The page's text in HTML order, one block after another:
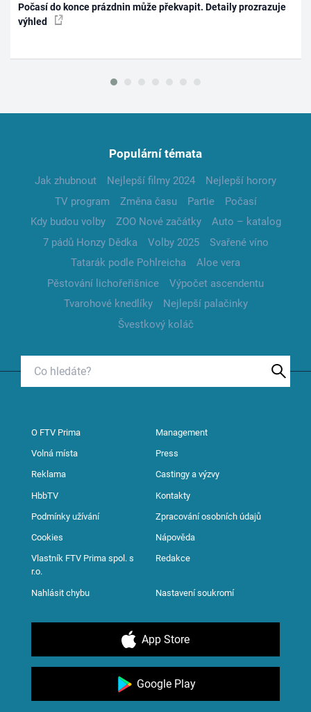
Počasí do konce prázdnin může překvapit. Detaily prozrazuje
výhled
Populární témata
Jak zhubnout Nejlepší filmy 2024
Nejlepší horory
TV program
Změna času Partie
Počasí
Kdy budou volby
ZOO Nové začátky
Auto – katalog
7 pádů Honzy Dědka
Volby 2025
Svařené víno
Tatarák podle Pohlreicha
Aloe vera
Pěstování lichořeřišnice
Výpočet ascendentu
Tvarohové knedlíky
Nejlepší palačinky
Švestkový koláč
O FTV Prima Management
Volná místa Press
Reklama Castingy a výzvy
HbbTV Kontakty
Podmínky užívání Zpracování osobních údajů
Cookies Nápověda
Vlastník FTV Prima spol. s
r.o.
Redakce
Nahlásit chybu Nastavení soukromí
App Store
Google Play